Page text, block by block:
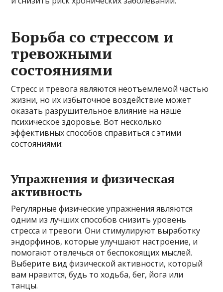
Борьба со стрессом и
тревожными
состояниями
Стресс и тревога являются неотъемлемой частью
жизни, но их избыточное воздействие может
оказать разрушительное влияние на наше
психическое здоровье. Вот несколько
эффективных способов справиться с этими
состояниями:
Упражнения и физическая
активность
Регулярные физические упражнения являются
одним из лучших способов снизить уровень
стресса и тревоги. Они стимулируют выработку
эндорфинов, которые улучшают настроение, и
помогают отвлечься от беспокоящих мыслей.
Выберите вид физической активности, который
вам нравится, будь то ходьба, бег, йога или
танцы.